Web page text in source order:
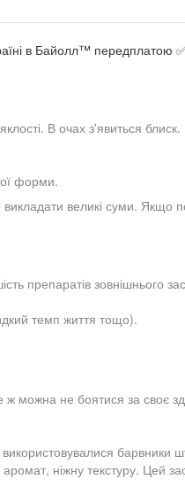
в Байолл™ передплатою
В очах з'явиться блиск.
форми.
викладати великі суми. Якщо
препаратів зовнішнього
темп життя тощо).
ж можна не боятися за своє
барвники
ніжну текстуру. Цей